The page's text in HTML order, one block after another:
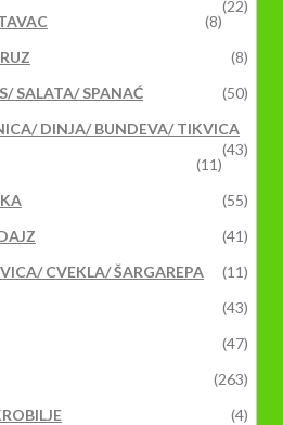
(22)
(8)
(8)
SALATA/ SPANAĆ
(50)
DINJA/ BUNDEVA/ TIKVICA
(43)
(11)
(55)
(41)
CVEKLA/ ŠARGAREPA
(11)
(43)
(47)
(263)
(4)